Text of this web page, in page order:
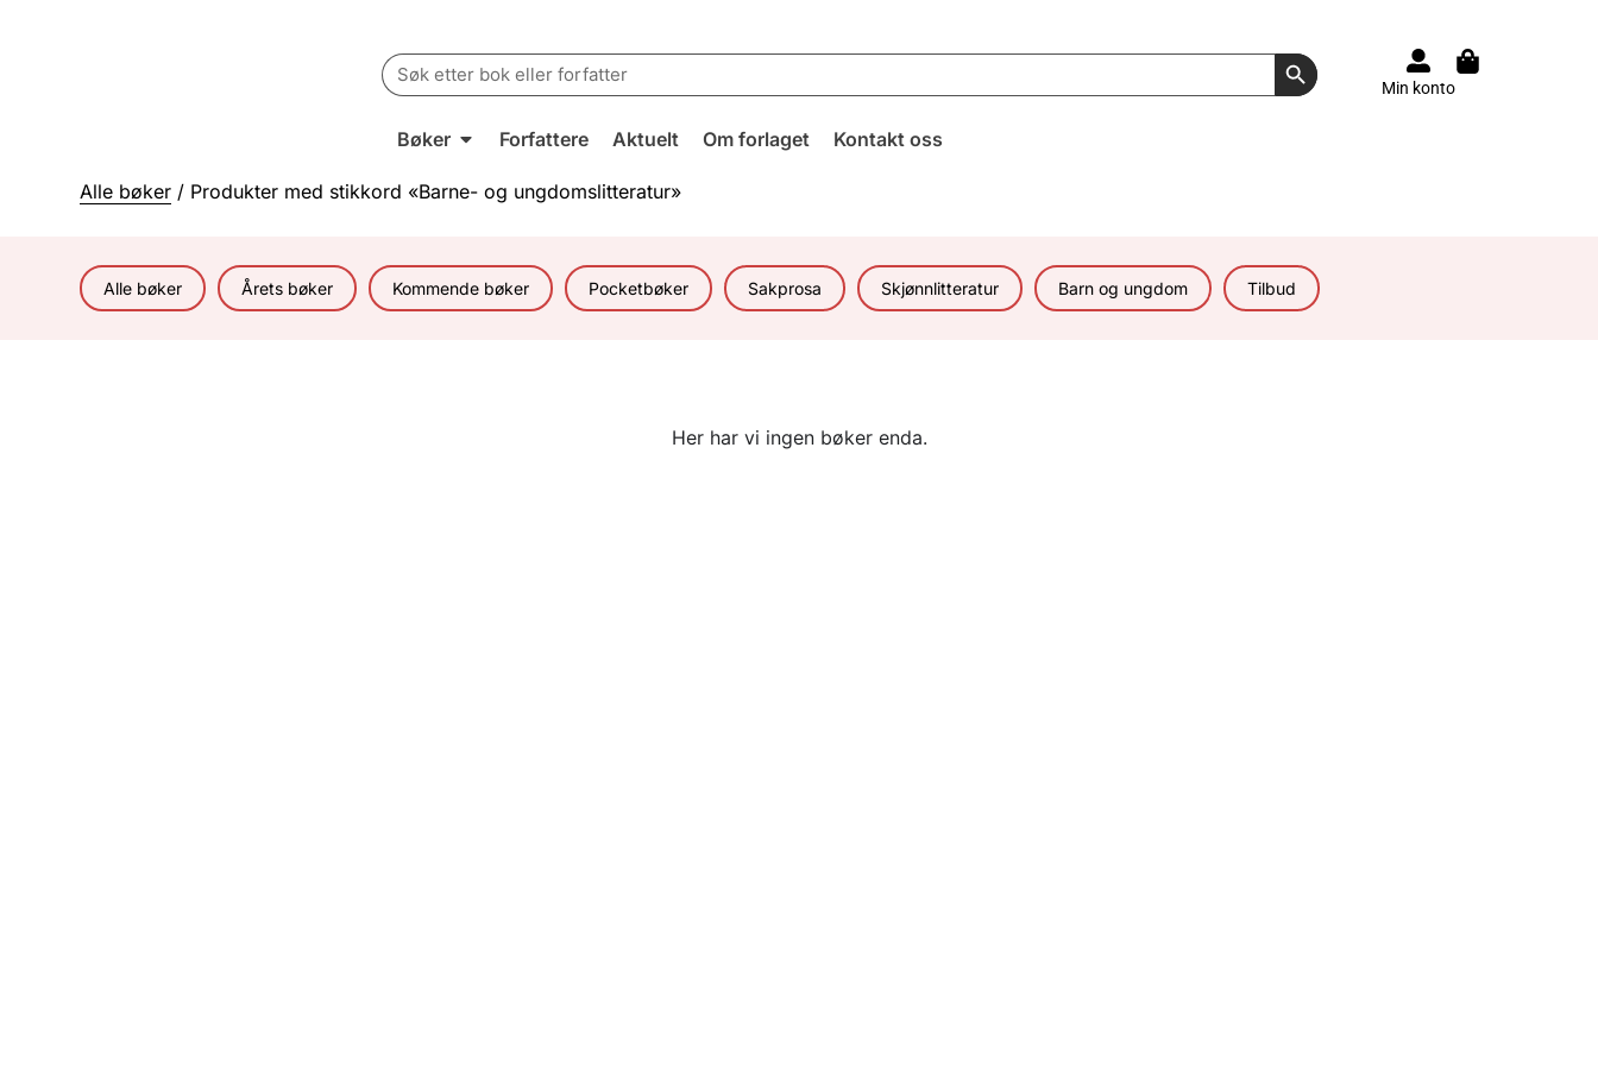
Search
for:
Search Button
Min konto
Bøker Forfattere Aktuelt Om forlaget Kontakt oss
Alle bøker / Produkter med stikkord «Barne- og ungdomslitteratur»
Alle bøker Årets bøker Kommende bøker Pocketbøker Sakprosa Skjønnlitteratur Barn og ungdom Tilbud
Her har vi ingen bøker enda.